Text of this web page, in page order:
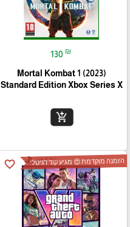
130 ₪
Mortal Kombat 1 (2023)
Standard Edition Xbox Series X
add_shopping_cart
favorite_border הזמנה מוקדמת 😍 מגיע קוד דגיטלי